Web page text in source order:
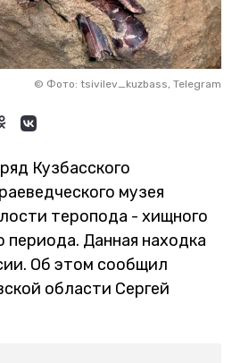
© Фото: tsivilev_kuzbass, Telegram
Кузбасского
музея
теропода - хищного
периода. Данная находка
Об этом сообщил
области Сергей